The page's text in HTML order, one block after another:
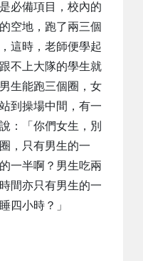
必備項目，校內的
空地，跑了兩三個
這時，老師便學起
不上大隊的學生就
生能跑三個圈，女
到操場中間，有一
：「你們女生，別
，只有男生的一
一半啊？男生吃兩
間亦只有男生的一
四小時？」